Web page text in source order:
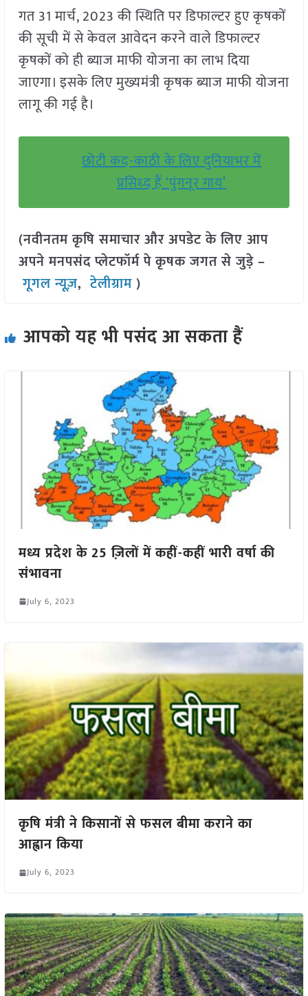
गत 31 मार्च, 2023 की स्थिति पर डिफाल्टर हुए कृषकों
की सूची में से केवल आवेदन करने वाले डिफाल्टर
कृषकों को ही ब्याज माफी योजना का लाभ दिया
जाएगा। इसके लिए मुख्यमंत्री कृषक ब्याज माफी योजना
लागू की गई है।
छोटी कद-काठी के लिए दुनियाभर में
प्रसिध्द हैं ‘पुंगनूर गाय’
(नवीनतम कृषि समाचार और अपडेट के लिए आप
अपने मनपसंद प्लेटफॉर्म पे कृषक जगत से जुड़े –
गूगल न्यूज़,टेलीग्राम )
आपको यह भी पसंद आ सकता हैं
मध्य प्रदेश के 25 ज़िलों में कहीं-कहीं भारी वर्षा की
संभावना
July 6, 2023
कृषि मंत्री ने किसानों से फसल बीमा कराने का
आह्वान किया
July 6, 2023